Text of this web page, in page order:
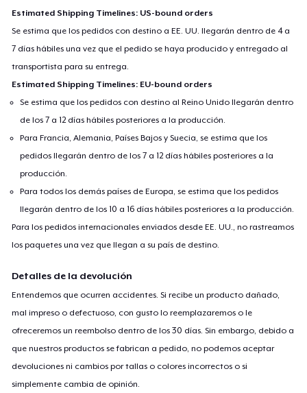
Estimated Shipping Timelines: US-bound orders
Se estima que los pedidos con destino a EE. UU. llegarán dentro de 4 a
7 días hábiles una vez que el pedido se haya producido y entregado al
transportista para su entrega.
Estimated Shipping Timelines: EU-bound orders
Se estima que los pedidos con destino al Reino Unido llegarán dentro
de los 7 a 12 días hábiles posteriores a la producción.
Para Francia, Alemania, Países Bajos y Suecia, se estima que los
pedidos llegarán dentro de los 7 a 12 días hábiles posteriores a la
producción.
Para todos los demás países de Europa, se estima que los pedidos
llegarán dentro de los 10 a 16 días hábiles posteriores a la producción.
Para los pedidos internacionales enviados desde EE. UU., no rastreamos
los paquetes una vez que llegan a su país de destino.
Detalles de la devolución
Entendemos que ocurren accidentes. Si recibe un producto dañado,
mal impreso o defectuoso, con gusto lo reemplazaremos o le
ofreceremos un reembolso dentro de los 30 días. Sin embargo, debido a
que nuestros productos se fabrican a pedido, no podemos aceptar
devoluciones ni cambios por tallas o colores incorrectos o si
simplemente cambia de opinión.